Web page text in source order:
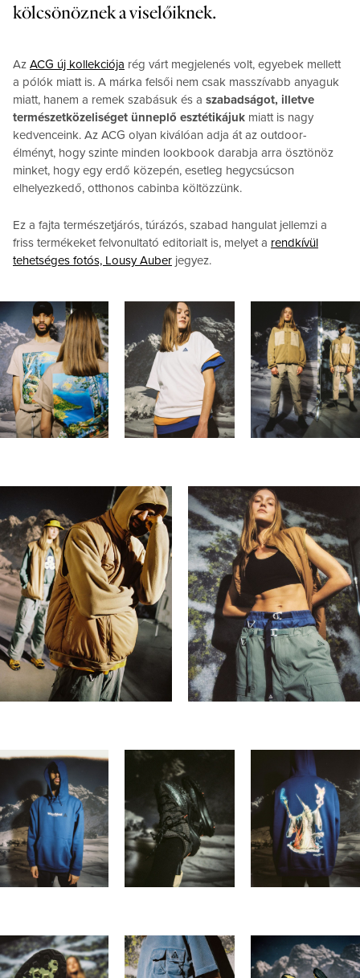
kölcsönöznek a viselőiknek.
Az ACG új kollekciója rég várt megjelenés volt, egyebek mellett
a pólók miatt is. A márka felsői nem csak masszívabb anyaguk
miatt, hanem a remek szabásuk és a szabadságot, illetve
természetközeliséget ünneplő esztétikájuk miatt is nagy
kedvenceink. Az ACG olyan kiválóan adja át az outdoor-
élményt, hogy szinte minden lookbook darabja arra ösztönöz
minket, hogy egy erdő közepén, esetleg hegycsúcson
elhelyezkedő, otthonos cabinba költözzünk.
Ez a fajta természetjárós, túrázós, szabad hangulat jellemzi a
friss termékeket felvonultató editorialt is, melyet a rendkívül
tehetséges fotós, Lousy Auber jegyez.